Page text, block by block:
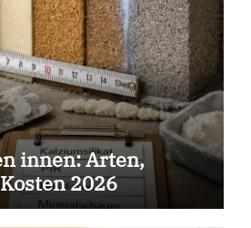
innen: Arten,
2026